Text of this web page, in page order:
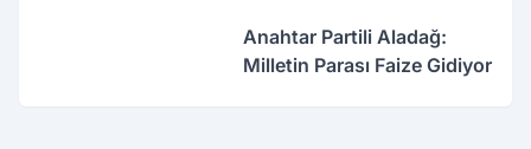
Anahtar Partili Aladağ:
Milletin Parası Faize Gidiyor